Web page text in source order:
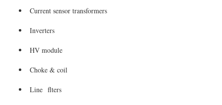
Current sensor transformers
Inverters
HV module
Choke & coil
Line